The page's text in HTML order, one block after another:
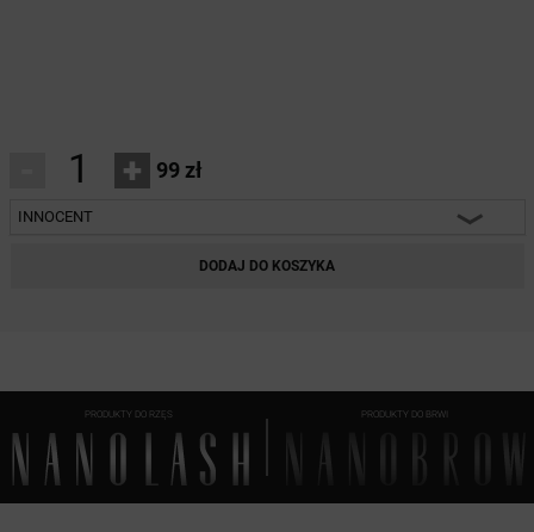
+ 99 zł
INNOCENT
DODAJ DO KOSZYKA
PRODUKTY DO RZĘS PRODUKTY DO BRWI